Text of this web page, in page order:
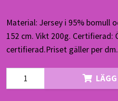
Material: Jersey i 95% bomull
152 cm. Vikt 200g. Certifierad:
certifierad.Priset gäller per